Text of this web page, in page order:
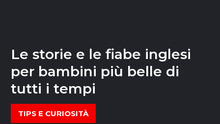
Le storie e le fiabe inglesi
per bambini più belle di
tutti i tempi
TIPS E CURIOSITÀ